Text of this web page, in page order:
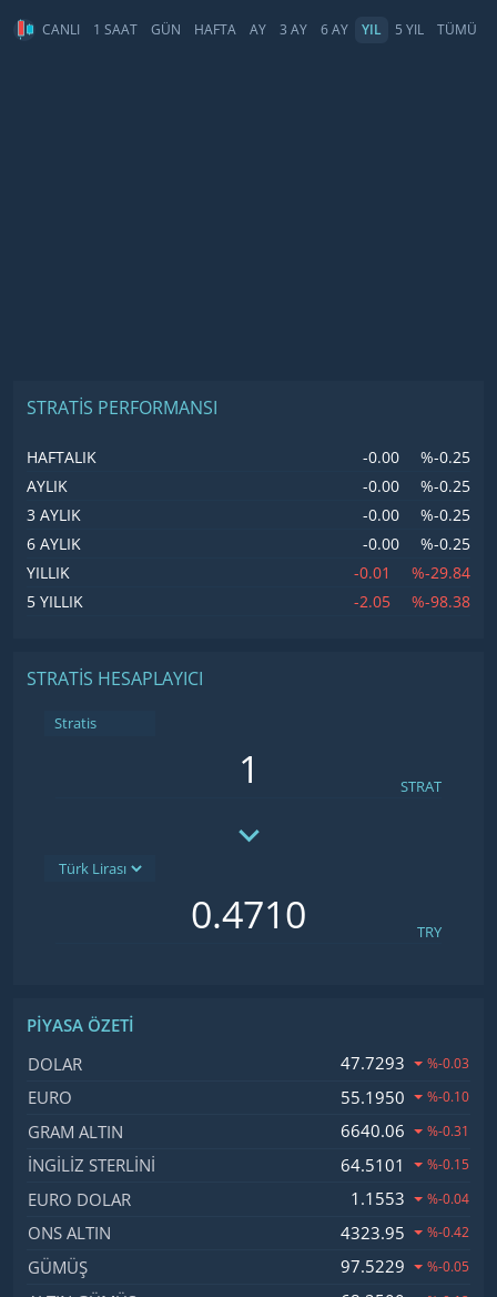
CANLI 1 SAAT GÜN HAFTA AY 3 AY 6 AY YIL 5 YIL TÜMÜ
STRATIS PERFORMANSI
HAFTALIK -0.00
%-0.25
AYLIK
-0.00
%-0.25
3 AYLIK
-0.00
%-0.25
6 AYLIK
-0.00
%-0.25
YILLIK
-0.01
%-29.84
5 YILLIK
-2.05 %-98.38
STRATIS HESAPLAYICI
Stratis
STRAT
TRY
PIYASA ÖZETI
İsim, Kod
DOLAR 47.7293 %-0.03
EURO 55.1950 %-0.10
GRAM ALTIN 6640.06 %-0.31
İNGILIZ STERLINI 64.5101 %-0.15
EURO DOLAR 1.1553 %-0.04
ONS ALTIN 4323.95 %-0.42
GÜMÜŞ 97.5229 %-0.05